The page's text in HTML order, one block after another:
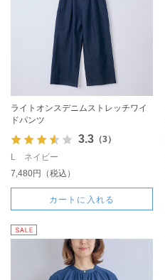
ライトオンスデニムストレッチワイ
ドパンツ
3.3（3）
L ネイビー
7,480円（税込）
カートに入れる